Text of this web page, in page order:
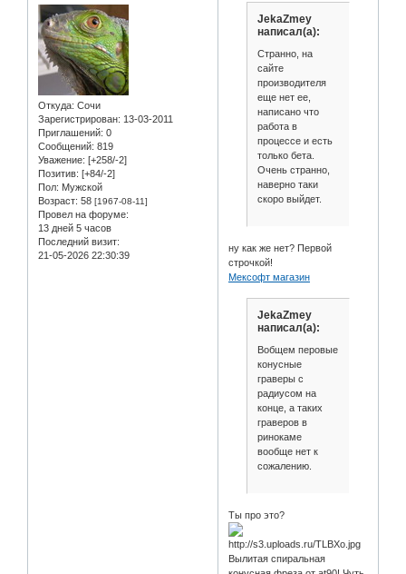
Откуда: Сочи
Зарегистрирован: 13-03-2011
Приглашений: 0
Сообщений: 819
Уважение: [+258/-2]
Позитив: [+84/-2]
Пол: Мужской
Возраст: 58 [1967-08-11]
Провел на форуме:
13 дней 5 часов
Последний визит:
21-05-2026 22:30:39
JekaZmey
написал(а):
Странно, на
сайте
производителя
еще нет ее,
написано что
работа в
процессе и есть
только бета.
Очень странно,
наверно таки
скоро выйдет.
ну как же нет? Первой
строчкой!
Мексофт магазин
JekaZmey
написал(а):
Вобщем перовые
конусные
граверы с
радиусом на
конце, а таких
граверов в
ринокаме
вообще нет к
сожалению.
Ты про это?
Вылитая спиральная